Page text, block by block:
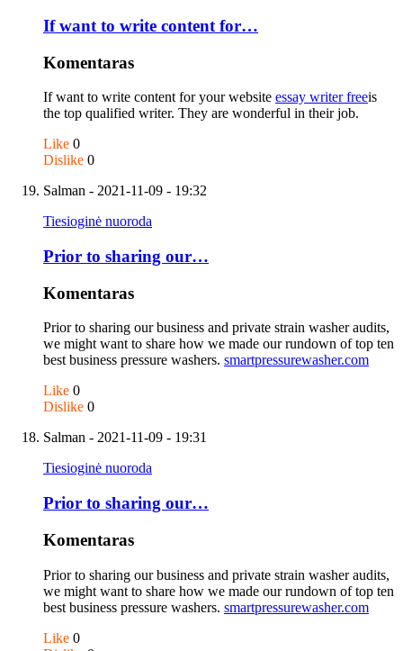
If want to write content for…
Komentaras
If want to write content for your website essay writer freeis
the top qualified writer. They are wonderful in their job.
Like 0
Dislike 0
Salman - 2021-11-09 - 19:32
Tiesioginė nuoroda
Prior to sharing our…
Komentaras
Prior to sharing our business and private strain washer audits,
we might want to share how we made our rundown of top ten
best business pressure washers. smartpressurewasher.com
Like 0
Dislike 0
Salman - 2021-11-09 - 19:31
Tiesioginė nuoroda
Prior to sharing our…
Komentaras
Prior to sharing our business and private strain washer audits,
we might want to share how we made our rundown of top ten
best business pressure washers. smartpressurewasher.com
Like 0